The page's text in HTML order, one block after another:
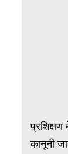
कानूनी